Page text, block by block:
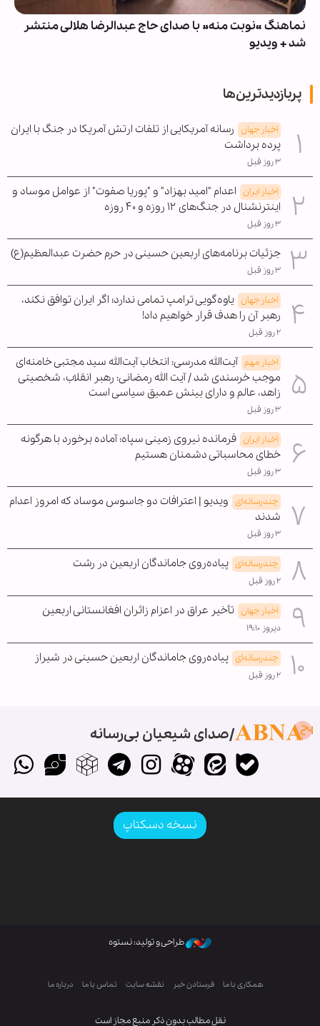
نماهنگ «نوبت منه» با صدای حاج عبدالرضا هلالی منتشر
شد + ویدیو
پربازدیدترین‌ها
اخبار جهان رسانه آمریکایی از تلفات ارتش آمریکا در جنگ با ایران
پرده برداشت
۳ روز قبل
اخبار ایران اعدام "امید بهزاد" و "پوریا صفوت" از عوامل موساد و
اینترنشنال در جنگ‌های ۱۲ روزه و ۴۰ روزه
۳ روز قبل
جزئیات برنامه‌های اربعین حسینی در حرم حضرت عبدالعظیم(ع)
۳ روز قبل
اخبار جهان یاوه‌گویی ترامپ تمامی ندارد؛ اگر ایران توافق نکند،
رهبر آن را هدف قرار خواهیم داد!
۲ روز قبل
اخبار مهم آیت‌الله مدرسی: انتخاب آیت‌الله سید مجتبی خامنه‌ای
موجب خرسندی شد / آیت الله رمضانی: رهبر انقلاب، شخصیتی
زاهد، عالم و دارای بینش عمیق سیاسی است
۳ روز قبل
اخبار ایران فرمانده نیروی زمینی سپاه: آماده برخورد با هرگونه
خطای محاسباتی دشمنان هستیم
۳ روز قبل
چندرسانه‌ای ویدیو | اعترافات دو جاسوس موساد که امروز اعدام
شدند
۳ روز قبل
چندرسانه‌ای پیاده‌روی جاماندگان اربعین در رشت
۲ روز قبل
اخبار جهان تأخیر عراق در اعزام زائران افغانستانی اربعین
دیروز ۱۹:۱۰
چندرسانه‌ای پیاده‌روی جاماندگان اربعین حسینی در شیراز
۲ روز قبل
صدای شیعیان بی‌رسانه
نسخه دسکتاپ
نقل مطالب بدون ذکر منبع مجاز است
طراحی و تولید: نستوه
همکاری با ما فرستادن خبر نقشه سایت تماس با ما درباره ما